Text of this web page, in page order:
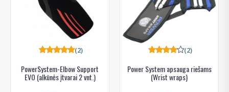
PowerSystem-Elbow Support
EVO (alkūnės įtvarai 2 vnt.)
(2)
Power System apsauga riešams
(Wrist wraps)
(2)